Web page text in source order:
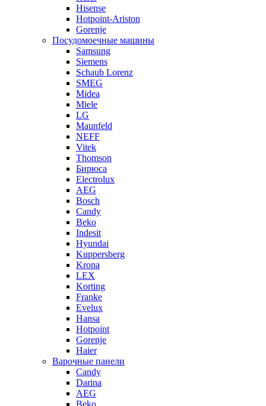
Hisense
Hotpoint-Ariston
Gorenje
Посудомоечные машины
Samsung
Siemens
Schaub Lorenz
SMEG
Midea
Miele
LG
Maunfeld
NEFF
Vitek
Thomson
Бирюса
Electrolux
AEG
Bosch
Candy
Beko
Indesit
Hyundai
Kuppersberg
Krona
LEX
Korting
Franke
Evelux
Hansa
Hotpoint
Gorenje
Haier
Варочные панели
Candy
Darina
AEG